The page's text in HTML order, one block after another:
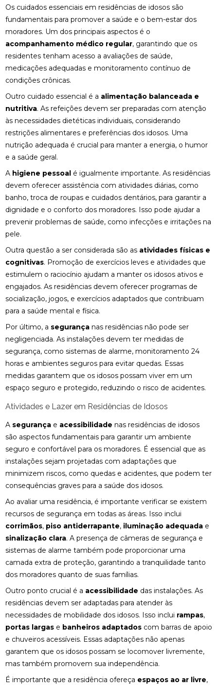
Os cuidados essenciais em residências de idosos são
fundamentais para promover a saúde e o bem-estar dos
moradores. Um dos principais aspectos é o
acompanhamento médico regular, garantindo que os
residentes tenham acesso a avaliações de saúde,
medicações adequadas e monitoramento contínuo de
condições crônicas.
Outro cuidado essencial é a alimentação balanceada e
nutritiva. As refeições devem ser preparadas com atenção
às necessidades dietéticas individuais, considerando
restrições alimentares e preferências dos idosos. Uma
nutrição adequada é crucial para manter a energia, o humor
e a saúde geral.
A higiene pessoal é igualmente importante. As residências
devem oferecer assistência com atividades diárias, como
banho, troca de roupas e cuidados dentários, para garantir a
dignidade e o conforto dos moradores. Isso pode ajudar a
prevenir problemas de saúde, como infecções e irritações na
pele.
Outra questão a ser considerada são as atividades físicas e
cognitivas. Promoção de exercícios leves e atividades que
estimulem o raciocínio ajudam a manter os idosos ativos e
engajados. As residências devem oferecer programas de
socialização, jogos, e exercícios adaptados que contribuam
para a saúde mental e física.
Por último, a segurança nas residências não pode ser
negligenciada. As instalações devem ter medidas de
segurança, como sistemas de alarme, monitoramento 24
horas e ambientes seguros para evitar quedas. Essas
medidas garantem que os idosos possam viver em um
espaço seguro e protegido, reduzindo o risco de acidentes.
Atividades e Lazer em Residências de Idosos
A segurança e acessibilidade nas residências de idosos
são aspectos fundamentais para garantir um ambiente
seguro e confortável para os moradores. É essencial que as
instalações sejam projetadas com adaptações que
minimizem riscos, como quedas e acidentes, que podem ter
consequências graves para a saúde dos idosos.
Ao avaliar uma residência, é importante verificar se existem
recursos de segurança em todas as áreas. Isso inclui
corrimãos, piso antiderrapante, iluminação adequada e
sinalização clara. A presença de câmeras de segurança e
sistemas de alarme também pode proporcionar uma
camada extra de proteção, garantindo a tranquilidade tanto
dos moradores quanto de suas famílias.
Outro ponto crucial é a acessibilidade das instalações. As
residências devem ser adaptadas para atender às
necessidades de mobilidade dos idosos. Isso inclui rampas,
portas largas e banheiros adaptados com barras de apoio
e chuveiros acessíveis. Essas adaptações não apenas
garantem que os idosos possam se locomover livremente,
mas também promovem sua independência.
É importante que a residência ofereça espaços ao ar livre,